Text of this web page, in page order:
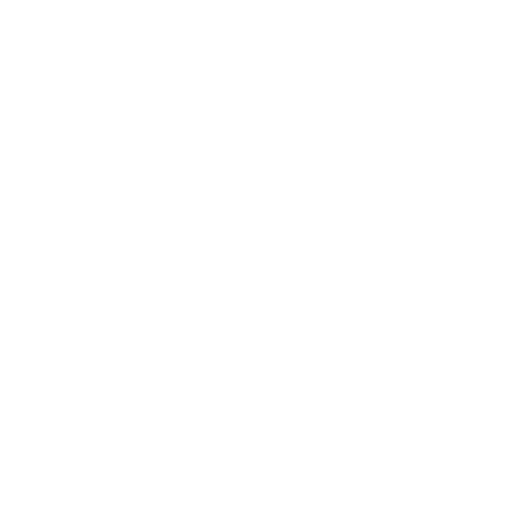
させていただ
了承ください。
き作成されるも
をご了承くださ
御機器販売店・
です。
ありません。
です。
ず変更すること
) : 1000ppm、
、
貨物等」とい
可)を取得する
要な手段を講じ
これらの製造装